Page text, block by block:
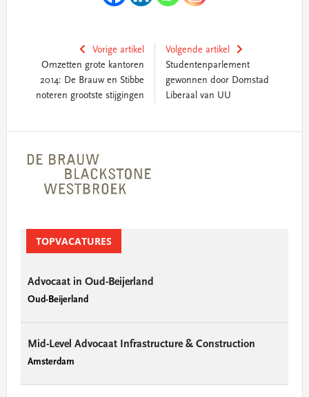
Vorige artikel
Omzetten grote kantoren
2014: De Brauw en Stibbe
noteren grootste stijgingen
Volgende artikel
Studentenparlement
gewonnen door Domstad
Liberaal van UU
Sidebar
TOPVACATURES
Advocaat in Oud-Beijerland
Oud-Beijerland
Mid-Level Advocaat Infrastructure & Construction
Amsterdam